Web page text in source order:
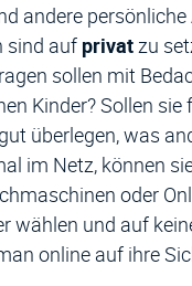
andere
sind auf privatzu
sollen mit
Kinder? Sollen
überlegen, was
im Netz, können
oder
wählen und auf
online auf ihre